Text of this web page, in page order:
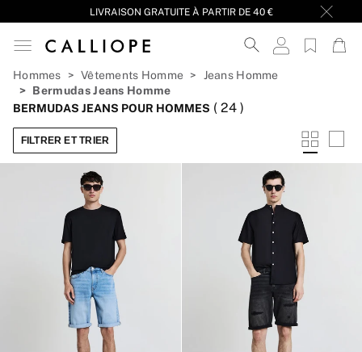
LIVRAISON GRATUITE À PARTIR DE 40 €
Hommes Vêtements Homme
Jeans Homme
Bermudas Jeans Homme
BERMUDAS JEANS POUR HOMMES ( 24 )
FILTRER ET TRIER